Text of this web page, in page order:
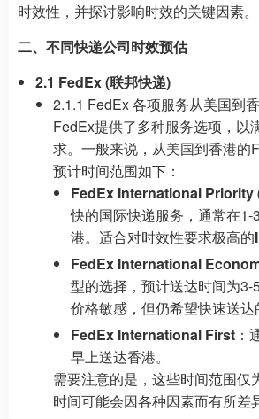
时效性，并探讨影响时效的关键因素。
二、不同快递公司时效预估
2.1 FedEx (联邦快递)
2.1.1 FedEx 各项服务从美国到
FedEx提供了多种服务选项，以
求。一般来说，从美国到香港的
预计时间范围如下：
FedEx International Priority
快的国际快递服务，通常在1-
港。适合对时效性要求极高的
FedEx International
型的选择，预计送达时间为
价格敏感，但仍希望快速送达
FedEx International First ：
早上送达香港。
需要注意的是，这些时间范围仅
时间可能会因各种因素而有所差